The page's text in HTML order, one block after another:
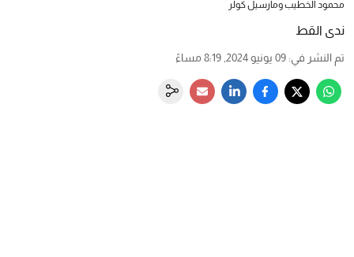
محمود الخطيب ومارسيل كولر
ندى القط
تم النشر في: 09 يونيو 2024, 8:19 مساءً